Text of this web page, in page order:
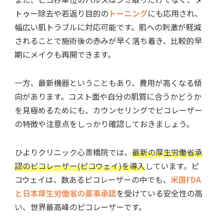
トゥー除去や若返り目的の トーニングにも応用され、
幅広い肌トラブルに対応可能です。肌への刺激が軽減
されることで施術後の赤みが早く落ち着き、比較的早
期にメイクも再開できます。
一方、最新機器ということもあり、費用が高くなる傾
向があります。コスト面や自分の肌質に合うかどうか
を見極めるためにも、カウンセリングでピコレーザー
の特徴や注意点をしっかり確認しておきましょう。
ひよりクリニック心斎橋院では、 最新の厚生労働省承
認のピコレーザー(ピコウェイ)を導入しています。ピ
コウェイは、 数あるピコレーザーの中でも、 米国FDA
と日本厚生労働省の薬事承認を受けている安全性の高
い、世界最高峰のピコレーザーです。